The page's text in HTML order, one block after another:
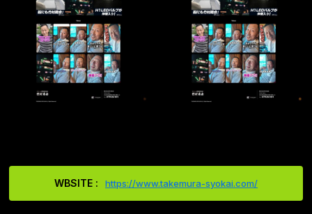
WBSITE : https://www.takemura-syokai.com/